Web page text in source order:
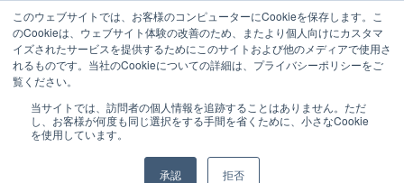
このウェブサイトでは、お客様のコンピューターにCookieを保存します。こ
のCookieは、ウェブサイト体験の改善のため、またより個人向けにカスタマ
イズされたサービスを提供するためにこのサイトおよび他のメディアで使用さ
れるものです。当社のCookieについての詳細は、プライバシーポリシーをご
覧ください。
当サイトでは、訪問者の個人情報を追跡することはありません。ただ
し、お客様が何度も同じ選択をする手間を省くために、小さなCookie
を使用しています。
承認 拒否
特徴と実績
お客様の声（マーケティング） 最新事例
カスタマーハラスメントに対する基